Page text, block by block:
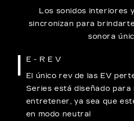
Los sonidos interiores
sincronizan para
sonora
E-REV
El único rev de las EV
Series está diseñado para
entretener, ya sea que
en modo neutral